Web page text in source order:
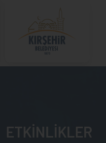
ETKİNLİKLER